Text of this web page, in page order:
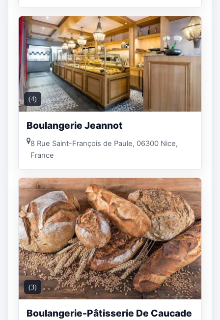
(4)
Boulangerie Jeannot
8 Rue Saint-François de Paule, 06300 Nice,
France
(3)
Boulangerie-Pâtisserie De Caucade